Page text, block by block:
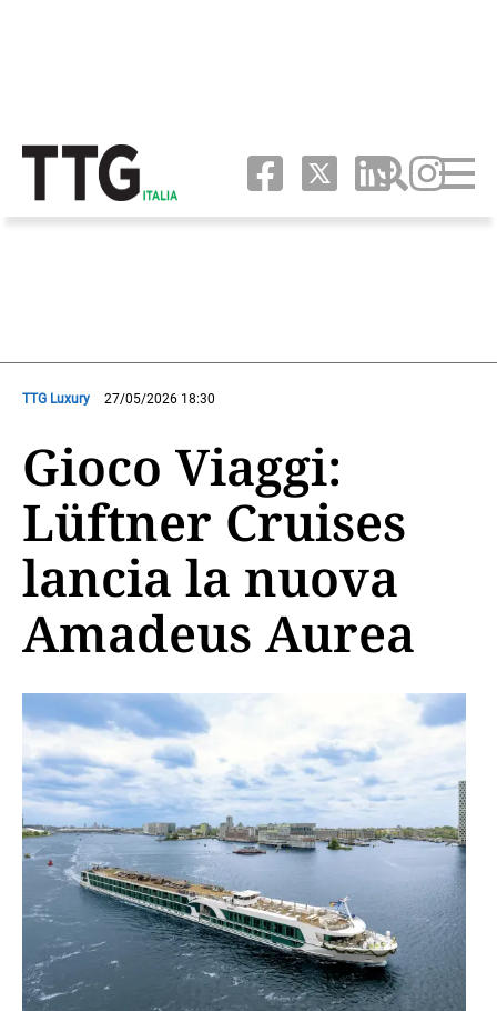
TTG Luxury 27/05/2026 18:30
Gioco Viaggi:
Lüftner Cruises
lancia la nuova
Amadeus Aurea